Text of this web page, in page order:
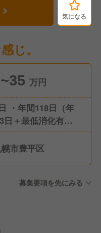
気になる
じ。
万円
・年間118日（年
＋最低消化有給5
月9休制（※2月のみ
晦日元旦は原則全
市豊平区
募集要項を先にみる
気になる